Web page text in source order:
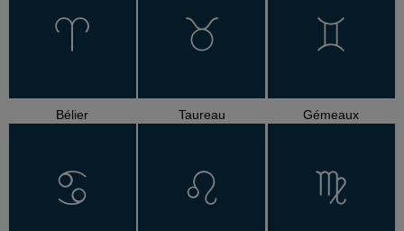
Bélier Taureau Gémeaux